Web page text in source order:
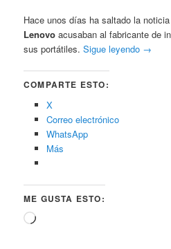
Hace unos días ha saltado la
Lenovo acusaban al fabricante de
sus portátiles.Sigue leyendo →
COMPARTE ESTO:
X
Correo electrónico
WhatsApp
Más
ME GUSTA ESTO:
Cargando...